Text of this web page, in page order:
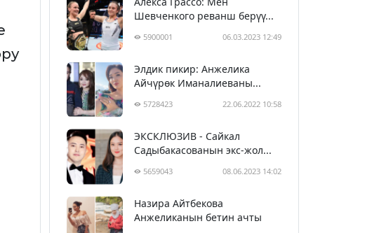
Шевченкого реванш берүү...
5900001 06.03.2023 12:49
Элдик пикир: Анжелика
Айчүрөк Иманалиеваны...
5728423 22.06.2022 10:58
ЭКСКЛЮЗИВ - Сайкал
Садыбакасованын экс-жол...
5659043 08.06.2023 14:02
Назира Айтбекова
Анжеликанын бетин ачты